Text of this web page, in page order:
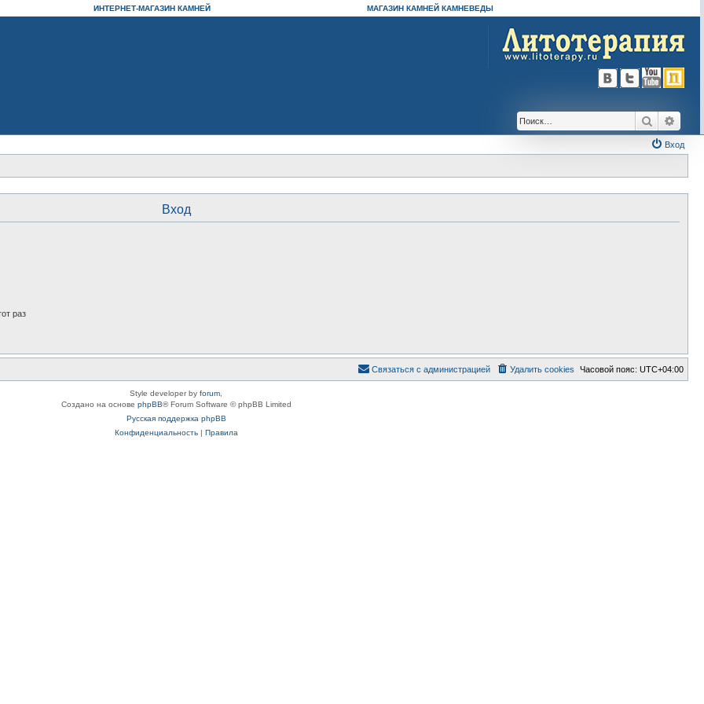
ИНТЕРНЕТ-МАГАЗИН КАМНЕЙ МАГАЗИН КАМНЕЙ КАМНЕВЕДЫ
Поиск
Вход
Вход
раз
Часовой пояс: UTC+04:00
Удалить cookies
Связаться с администрацией
Style developer by forum,
Создано на основе phpBB® Forum Software © phpBB Limited
Русская поддержка phpBB
Конфиденциальность| Правила